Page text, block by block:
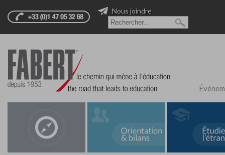
Nous joindre